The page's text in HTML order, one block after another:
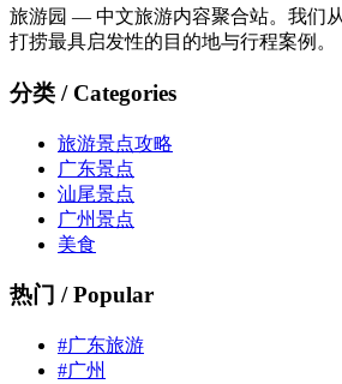
旅游园 — 中文旅游内容聚合站。我们
打捞最具启发性的目的地与行程案例。
分类 / Categories
旅游景点攻略
广东景点
汕尾景点
广州景点
美食
热门 / Popular
#广东旅游
#广州